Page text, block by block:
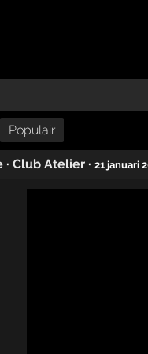
Populair
· Club Atelier· 21 januari